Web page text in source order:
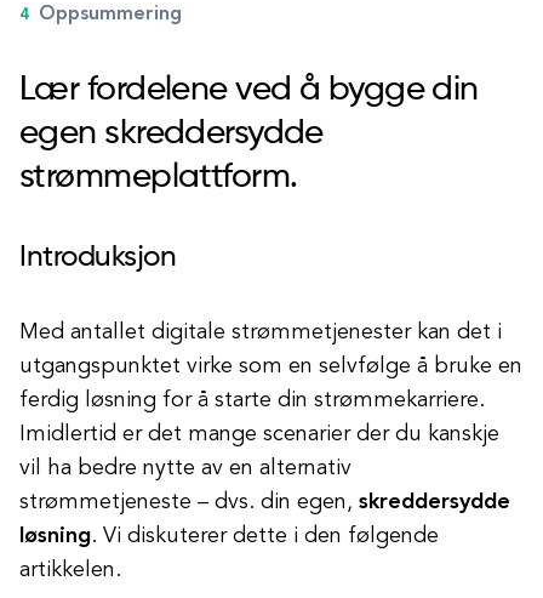
Oppsummering
Lær fordelene ved å bygge din
egen skreddersydde
strømmeplattform.
Introduksjon
Med antallet digitale strømmetjenester kan det i
utgangspunktet virke som en selvfølge å bruke en
ferdig løsning for å starte din strømmekarriere.
Imidlertid er det mange scenarier der du kanskje
vil ha bedre nytte av en alternativ
strømmetjeneste – dvs. din egen, skreddersydde
løsning. Vi diskuterer dette i den følgende
artikkelen.